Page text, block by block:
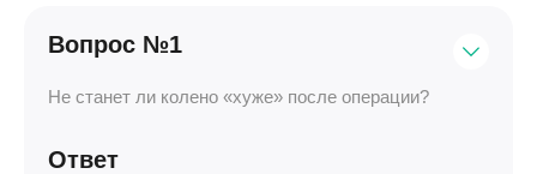
Вопрос №1
Не станет ли колено «хуже» после операции?
Ответ